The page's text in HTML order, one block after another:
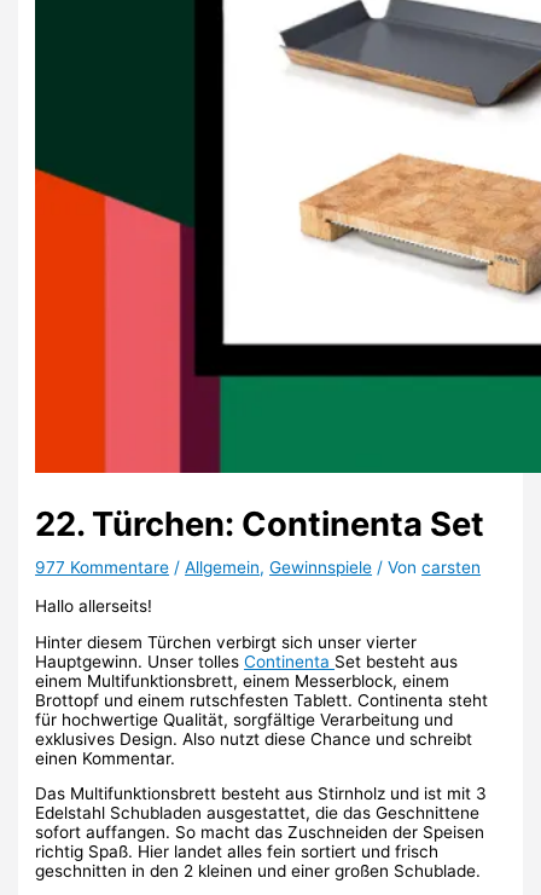
22. Türchen: Continenta Set
977 Kommentare /Allgemein,Gewinnspiele / Voncarsten
Hallo allerseits!
Hinter diesem Türchen verbirgt sich unser vierter
Hauptgewinn. Unser tollesContinenta Set besteht aus
einem Multifunktionsbrett, einem Messerblock, einem
Brottopf und einem rutschfesten Tablett. Continenta steht
für hochwertige Qualität, sorgfältige Verarbeitung und
exklusives Design. Also nutzt diese Chance und schreibt
einen Kommentar.
Das Multifunktionsbrett besteht aus Stirnholz und ist mit 3
Edelstahl Schubladen ausgestattet, die das Geschnittene
sofort auffangen. So macht das Zuschneiden der Speisen
richtig Spaß. Hier landet alles fein sortiert und frisch
geschnitten in den 2 kleinen und einer großen Schublade.